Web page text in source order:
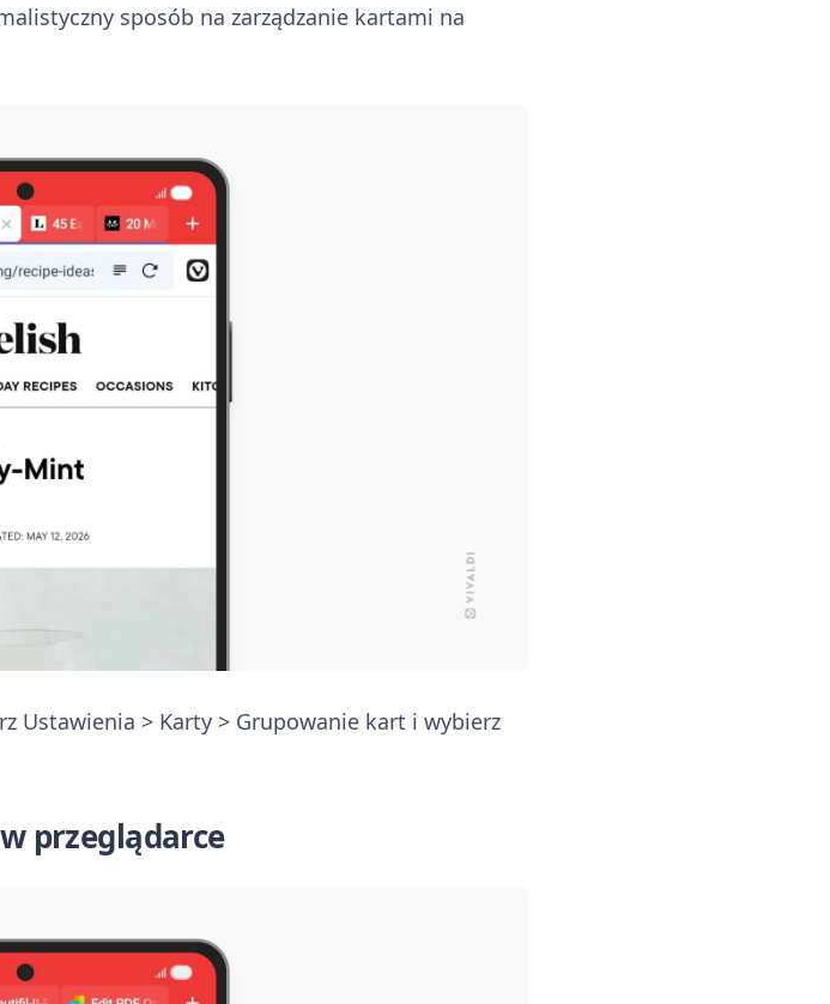
sposób na zarządzanie kartami na
Ustawienia > Karty > Grupowanie kart i wybierz
przeglądarce